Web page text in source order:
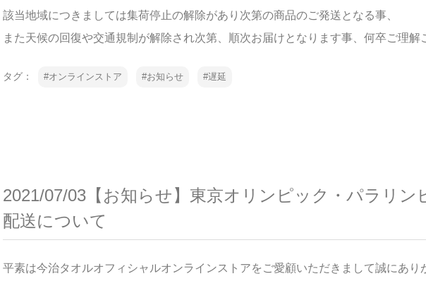
該当地域につきましては集荷停止の解除があり次第の商品のご発送となる事、
また天候の回復や交通規制が解除され次第、順次お届けとなります事、何卒ご理解
タグ： オンラインストア お知らせ 遅延
2021/07/03【お知らせ】東京オリンピック・パラリン
配送について
平素は今治タオルオフィシャルオンラインストアをご愛顧いただきまして誠にあり